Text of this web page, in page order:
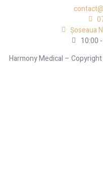
Șoseaua
10:00
Harmony Medical –